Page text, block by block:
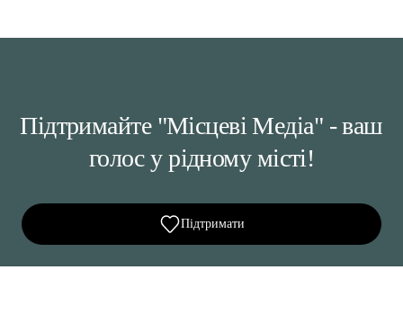
Підтримайте "Місцеві Медіа" - ваш
голос у рідному місті!
Підтримати